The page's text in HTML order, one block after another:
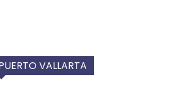
VALLARTA